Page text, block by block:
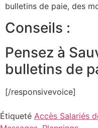
bulletins de paie, des
Conseils :
Pensez à
bulletins de
[/responsivevoice]
Étiqueté Accès Salariés